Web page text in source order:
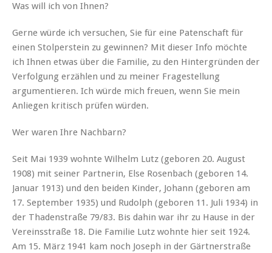
Was will ich von Ihnen?
Gerne würde ich versuchen, Sie für eine Patenschaft für
einen Stolperstein zu gewinnen? Mit dieser Info möchte
ich Ihnen etwas über die Familie, zu den Hintergründen der
Verfolgung erzählen und zu meiner Fragestellung
argumentieren. Ich würde mich freuen, wenn Sie mein
Anliegen kritisch prüfen würden.
Wer waren Ihre Nachbarn?
Seit Mai 1939 wohnte Wilhelm Lutz (geboren 20. August
1908) mit seiner Partnerin, Else Rosenbach (geboren 14.
Januar 1913) und den beiden Kinder, Johann (geboren am
17. September 1935) und Rudolph (geboren 11. Juli 1934) in
der Thadenstraße 79/83. Bis dahin war ihr zu Hause in der
Vereinsstraße 18. Die Familie Lutz wohnte hier seit 1924.
Am 15. März 1941 kam noch Joseph in der Gärtnerstraße